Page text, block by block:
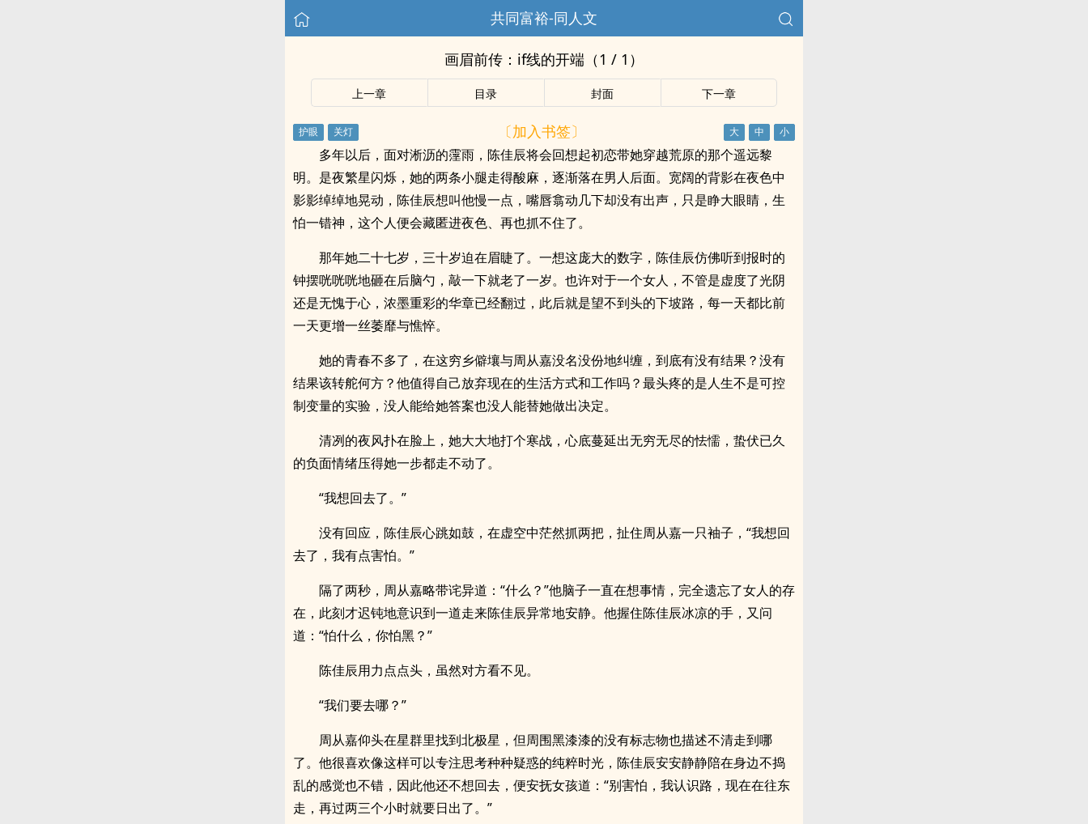
共同富裕-同人文
画眉前传：if线的开端（1 / 1）
上一章 目录 封面 下一章
〔加入书签〕
多年以后，面对淅沥的霪雨，陈佳辰将会回想起初恋带她穿越荒原的那个遥远黎
明。是夜繁星闪烁，她的两条小腿走得酸麻，逐渐落在男人后面。宽阔的背影在夜色中
影影绰绰地晃动，陈佳辰想叫他慢一点，嘴唇翕动几下却没有出声，只是睁大眼睛，生
怕一错神，这个人便会藏匿进夜色、再也抓不住了。
那年她二十七岁，三十岁迫在眉睫了。一想这庞大的数字，陈佳辰仿佛听到报时的
钟摆咣咣咣地砸在后脑勺，敲一下就老了一岁。也许对于一个女人，不管是虚度了光阴
还是无愧于心，浓墨重彩的华章已经翻过，此后就是望不到头的下坡路，每一天都比前
一天更增一丝萎靡与憔悴。
她的青春不多了，在这穷乡僻壤与周从嘉没名没份地纠缠，到底有没有结果？没有
结果该转舵何方？他值得自己放弃现在的生活方式和工作吗？最头疼的是人生不是可控
制变量的实验，没人能给她答案也没人能替她做出决定。
清冽的夜风扑在脸上，她大大地打个寒战，心底蔓延出无穷无尽的怯懦，蛰伏已久
的负面情绪压得她一步都走不动了。
“我想回去了。”
没有回应，陈佳辰心跳如鼓，在虚空中茫然抓两把，扯住周从嘉一只袖子，“我想回
去了，我有点害怕。”
隔了两秒，周从嘉略带诧异道：“什么？”他脑子一直在想事情，完全遗忘了女人的存
在，此刻才迟钝地意识到一道走来陈佳辰异常地安静。他握住陈佳辰冰凉的手，又问
道：“怕什么，你怕黑？”
陈佳辰用力点点头，虽然对方看不见。
“我们要去哪？”
周从嘉仰头在星群里找到北极星，但周围黑漆漆的没有标志物也描述不清走到哪
了。他很喜欢像这样可以专注思考种种疑惑的纯粹时光，陈佳辰安安静静陪在身边不捣
乱的感觉也不错，因此他还不想回去，便安抚女孩道：“别害怕，我认识路，现在在往东
走，再过两三个小时就要日出了。”